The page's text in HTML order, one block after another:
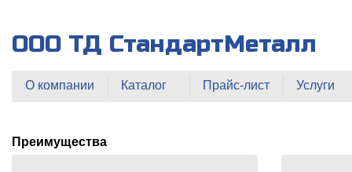
ООО ТД СтандартМеталл
О компании Каталог Прайс-лист Услуги
Преимущества